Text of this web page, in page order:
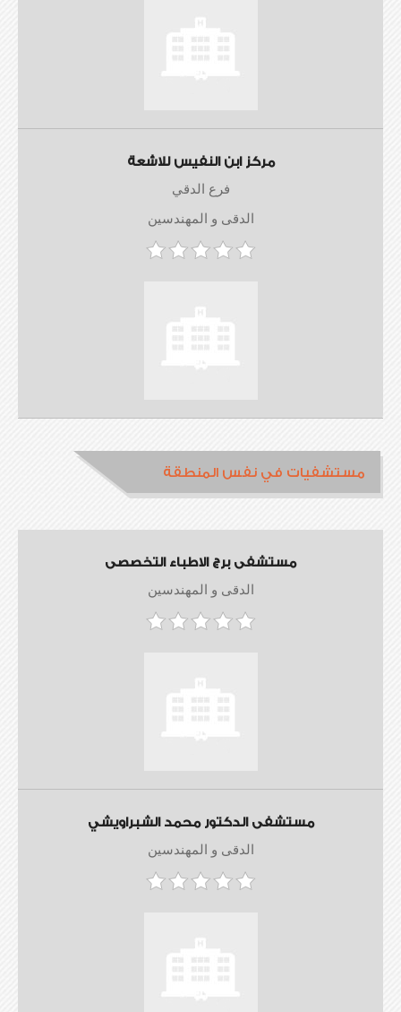
مركز ابن النفيس للاشعة
فرع الدقي
الدقى و المهندسين
مستشفيات في نفس المنطقة
مستشفى برج الاطباء التخصصى
الدقى و المهندسين
مستشفى الدكتور محمد الشبراويشي
الدقى و المهندسين